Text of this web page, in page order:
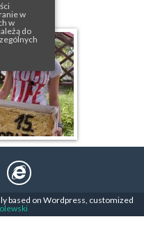
based on Wordpress, customized
w
w
do